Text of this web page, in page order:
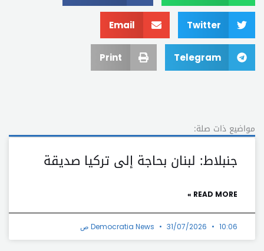
Twitter
Email
Telegram
Print
مواضيع ذات صلة:
جنبلاط: لبنان بحاجة إلى تركيا صديقة
READ MORE »
Democratia News 31/07/2026 10:06 ص